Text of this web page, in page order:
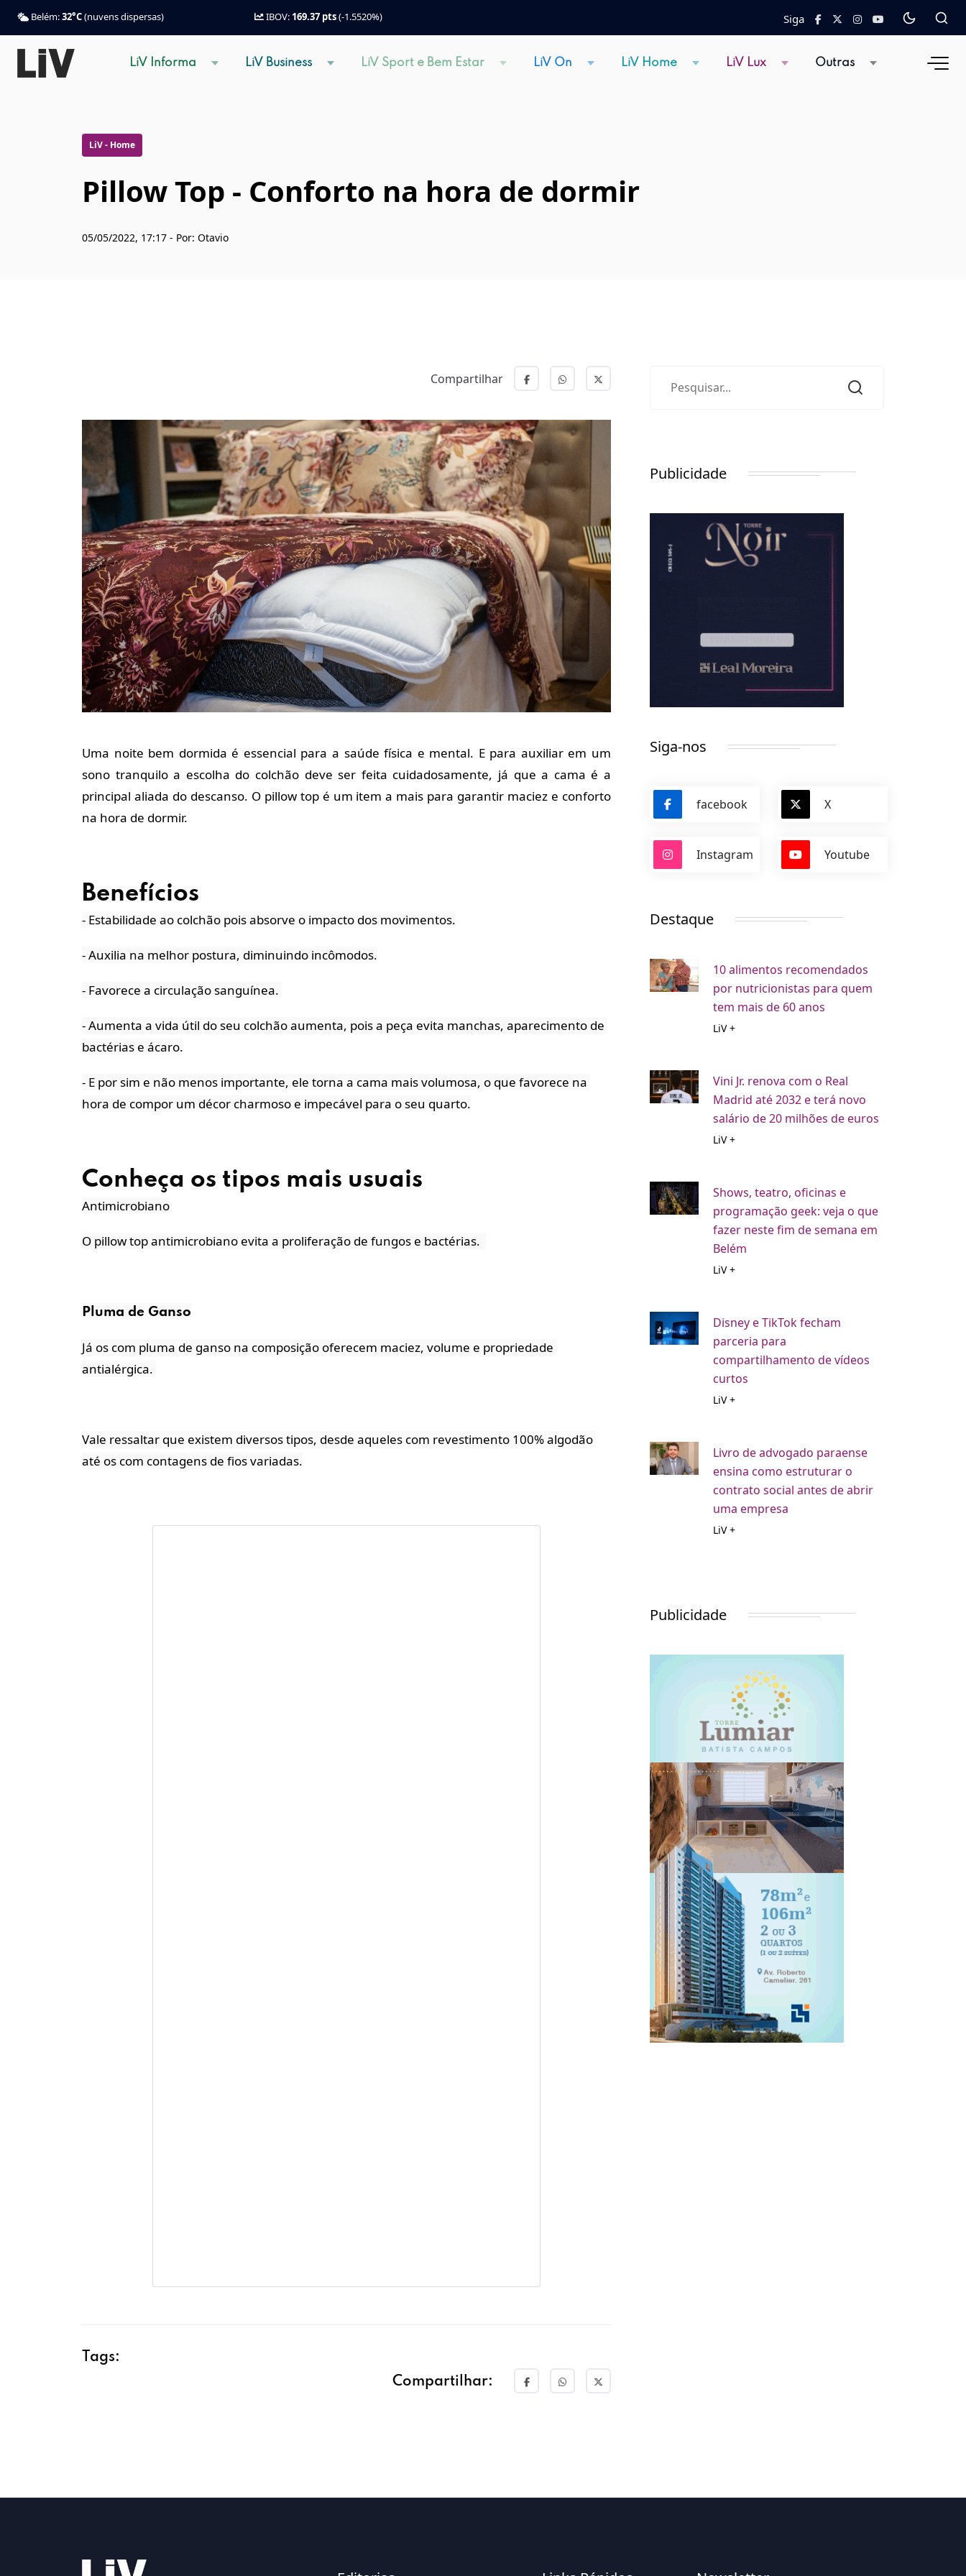
Belém:32°C(nuvens dispersas) IBOV: 169.37 pts(-1.5520%) Siga
LiV Informa LiV Business LiV Sport e Bem Estar LiV On LiV Home LiV Lux Outras
LiV - Home
Pillow Top - Conforto na hora de dormir
05/05/2022, 17:17 - Por: Otavio
Compartilhar
Uma noite bem dormida é essencial para a saúde física e mental. E para auxiliar em um
sono tranquilo a escolha do colchão deve ser feita cuidadosamente, já que a cama é a
principal aliada do descanso. O pillow top é um item a mais para garantir maciez e conforto
na hora de dormir.
Benefícios
- Estabilidade ao colchão pois absorve o impacto dos movimentos.
- Auxilia na melhor postura, diminuindo incômodos.
- Favorece a circulação sanguínea.
- Aumenta a vida útil do seu colchão aumenta, pois a peça evita manchas, aparecimento de
bactérias e ácaro.
- E por sim e não menos importante, ele torna a cama mais volumosa, o que favorece na
hora de compor um décor charmoso e impecável para o seu quarto.
Conheça os tipos mais usuais
Antimicrobiano
O pillow top antimicrobiano evita a proliferação de fungos e bactérias.
Pluma de Ganso
Já os com pluma de ganso na composição oferecem maciez, volume e propriedade
antialérgica.
Vale ressaltar que existem diversos tipos, desde aqueles com revestimento 100% algodão
até os com contagens de fios variadas.
Tags:
Compartilhar:
Publicidade
Siga-nos
facebook X
Instagram Youtube
Destaque
10 alimentos recomendados
por nutricionistas para quem
tem mais de 60 anos
LiV +
Vini Jr. renova com o Real
Madrid até 2032 e terá novo
salário de 20 milhões de euros
LiV +
Shows, teatro, oficinas e
programação geek: veja o que
fazer neste fim de semana em
Belém
LiV +
Disney e TikTok fecham
parceria para
compartilhamento de vídeos
curtos
LiV +
Livro de advogado paraense
ensina como estruturar o
contrato social antes de abrir
uma empresa
LiV +
Publicidade